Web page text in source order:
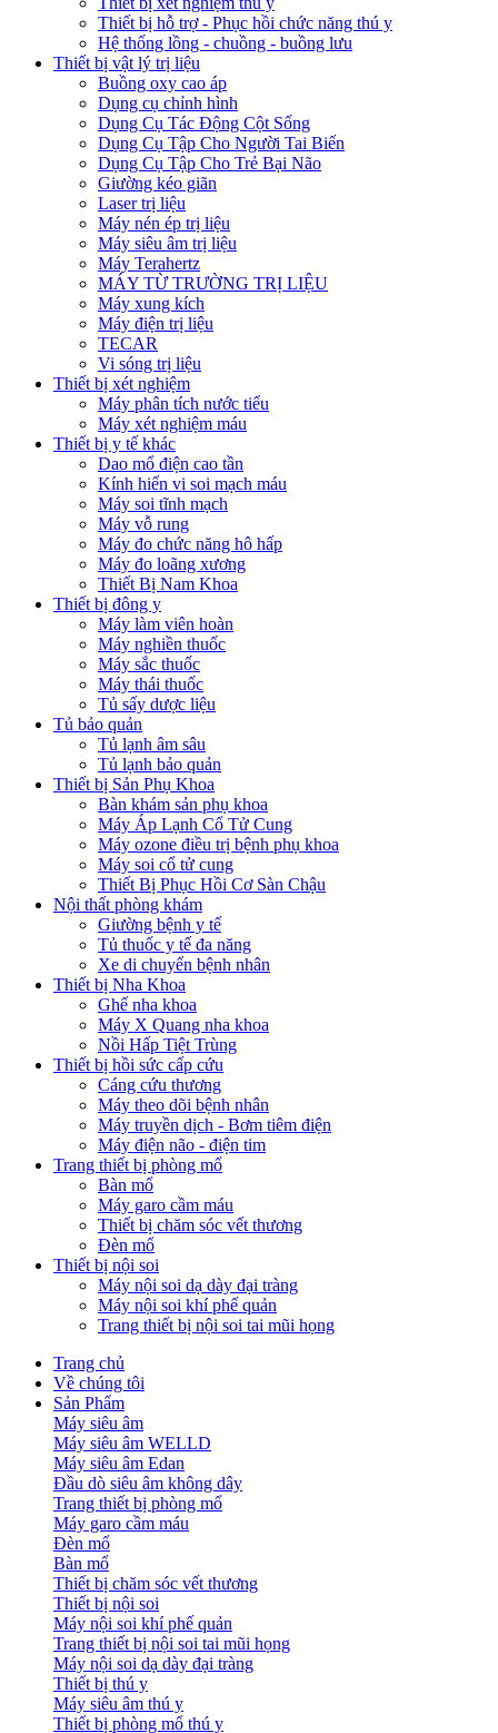
Thiết bị hỗ trợ - Phục hồi chức năng thú y
Hệ thống lồng - chuồng - buồng lưu
Thiết bị vật lý trị liệu
Buồng oxy cao áp
Dụng cụ chỉnh hình
Dụng Cụ Tác Động Cột Sống
Dụng Cụ Tập Cho Người Tai Biến
Dụng Cụ Tập Cho Trẻ Bại Não
Giường kéo giãn
Laser trị liệu
Máy nén ép trị liệu
Máy siêu âm trị liệu
Máy Terahertz
MÁY TỪ TRƯỜNG TRỊ LIỆU
Máy xung kích
Máy điện trị liệu
TECAR
Vi sóng trị liệu
Thiết bị xét nghiệm
Máy phân tích nước tiểu
Máy xét nghiệm máu
Thiết bị y tế khác
Dao mổ điện cao tần
Kính hiển vi soi mạch máu
Máy soi tĩnh mạch
Máy vỗ rung
Máy đo chức năng hô hấp
Máy đo loãng xương
Thiết Bị Nam Khoa
Thiết bị đông y
Máy làm viên hoàn
Máy nghiền thuốc
Máy sắc thuốc
Máy thái thuốc
Tủ sấy dược liệu
Tủ bảo quản
Tủ lạnh âm sâu
Tủ lạnh bảo quản
Thiết bị Sản Phụ Khoa
Bàn khám sản phụ khoa
Máy Áp Lạnh Cổ Tử Cung
Máy ozone điều trị bệnh phụ khoa
Máy soi cổ tử cung
Thiết Bị Phục Hồi Cơ Sàn Chậu
Nội thất phòng khám
Giường bệnh y tế
Tủ thuốc y tế đa năng
Xe di chuyển bệnh nhân
Thiết bị Nha Khoa
Ghế nha khoa
Máy X Quang nha khoa
Nồi Hấp Tiệt Trùng
Thiết bị hồi sức cấp cứu
Cáng cứu thương
Máy theo dõi bệnh nhân
Máy truyền dịch - Bơm tiêm điện
Máy điện não - điện tim
Trang thiết bị phòng mổ
Bàn mổ
Máy garo cầm máu
Thiết bị chăm sóc vết thương
Đèn mổ
Thiết bị nội soi
Máy nội soi dạ dày đại tràng
Máy nội soi khí phế quản
Trang thiết bị nội soi tai mũi họng
Trang chủ
Về chúng tôi
Sản Phẩm
Máy siêu âm
Máy siêu âm WELLD
Máy siêu âm Edan
Đầu dò siêu âm không dây
Trang thiết bị phòng mổ
Máy garo cầm máu
Đèn mổ
Bàn mổ
Thiết bị chăm sóc vết thương
Thiết bị nội soi
Máy nội soi khí phế quản
Trang thiết bị nội soi tai mũi họng
Máy nội soi dạ dày đại tràng
Thiết bị thú y
Máy siêu âm thú y
Thiết bị phòng mổ thú y